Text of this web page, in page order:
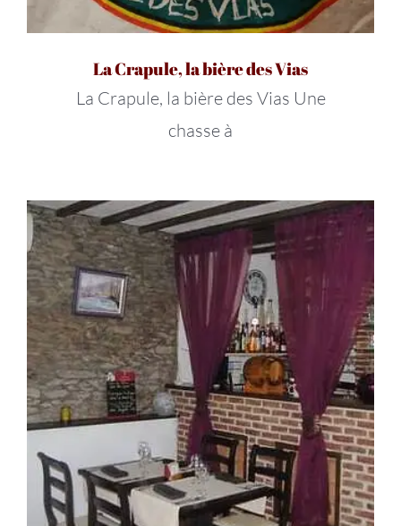
La Crapule, la bière des Vias
La Crapule, la bière des Vias Une
chasse à